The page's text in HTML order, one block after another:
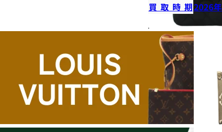
買取時期2026